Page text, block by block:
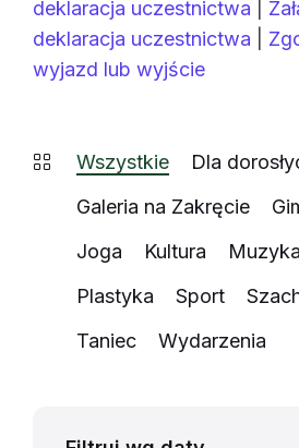
deklaracja uczestnictwa
deklaracja uczestnictwa
wyjazd lub wyjście
Wszystkie Dla
Galeria na Zakręcie
Joga
Kultura Muzyka
Plastyka
Sport
Taniec
Wydarzenia